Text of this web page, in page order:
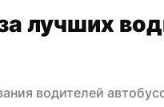
лучших
водителей